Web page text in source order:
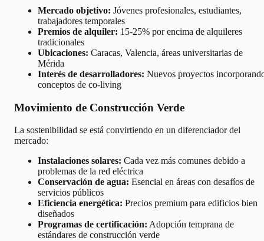
Mercado objetivo: Jóvenes profesionales, estudiantes,
trabajadores temporales
Premios de alquiler: 15-25% por encima de alquileres
tradicionales
Ubicaciones: Caracas, Valencia, áreas universitarias de
Mérida
Interés de desarrolladores: Nuevos proyectos
conceptos de co-living
Movimiento de Construcción Verde
La sostenibilidad se está convirtiendo en un diferenciador del
mercado:
Instalaciones solares: Cada vez más comunes debido a
problemas de la red eléctrica
Conservación de agua: Esencial en áreas con desafíos de
servicios públicos
Eficiencia energética: Precios premium para edificios bien
diseñados
Programas de certificación: Adopción temprana de
estándares de construcción verde